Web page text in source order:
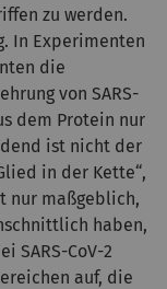
zu werden.
In Experimenten
die
von SARS-
dem Protein nur
ist nicht der
in der Kette“,
nur maßgeblich,
haben,
SARS-CoV-2
auf, die